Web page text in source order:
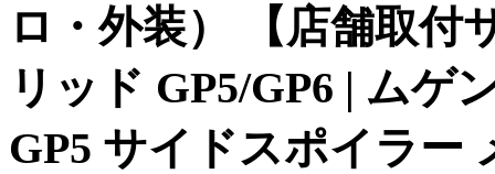
ロ・外装） 【店舗取付
リッド GP5/GP6 | ムゲ
GP5 サイドスポイラー